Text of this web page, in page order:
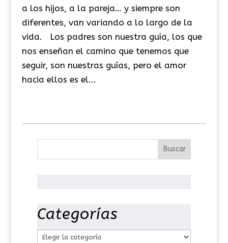
a los hijos, a la pareja… y siempre son
diferentes, van variando a lo largo de la
vida. Los padres son nuestra guía, los que
nos enseñan el camino que tenemos que
seguir, son nuestras guías, pero el amor
hacia ellos es el...
Categorías